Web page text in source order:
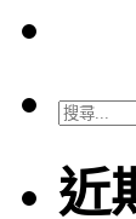
搜
關
鍵
近